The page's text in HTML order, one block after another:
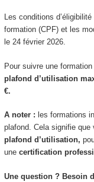
Les conditions
formation (CPF) et les
le 24 février 2026.
Pour suivre une
plafond d’utilisation
€.
A noter : les formations
plafond. Cela signifie
plafond d’utilisation,
une certification
Une question ? Besoin